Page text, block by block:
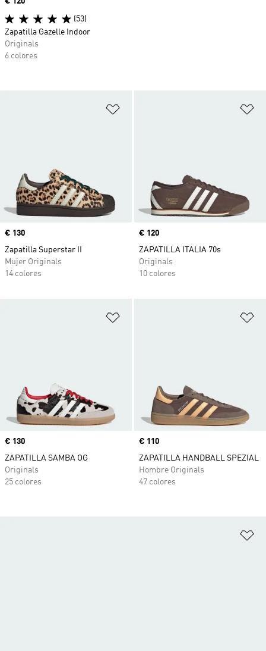
Precio
€ 130
Zapatilla Superstar II
Mujer Originals
14 colores
Precio
€ 120
ZAPATILLA ITALIA 70s
Originals
10 colores
Precio
€ 130
ZAPATILLA SAMBA OG
Originals
25 colores
Precio
€ 110
ZAPATILLA HANDBALL SPEZIAL
Hombre Originals
47 colores
(53)
Zapatilla Gazelle Indoor
Originals
6 colores